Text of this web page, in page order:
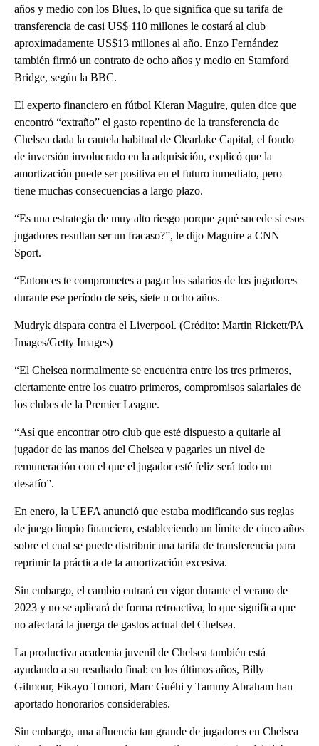
años y medio con los Blues, lo que significa que su tarifa de
transferencia de casi US$ 110 millones le costará al club
aproximadamente US$13 millones al año. Enzo Fernández
también firmó un contrato de ocho años y medio en Stamford
Bridge, según la BBC.
El experto financiero en fútbol Kieran Maguire, quien dice que
encontró “extraño” el gasto repentino de la transferencia de
Chelsea dada la cautela habitual de Clearlake Capital, el fondo
de inversión involucrado en la adquisición, explicó que la
amortización puede ser positiva en el futuro inmediato, pero
tiene muchas consecuencias a largo plazo.
“Es una estrategia de muy alto riesgo porque ¿qué sucede si esos
jugadores resultan ser un fracaso?”, le dijo Maguire a CNN
Sport.
“Entonces te comprometes a pagar los salarios de los jugadores
durante ese período de seis, siete u ocho años.
Mudryk dispara contra el Liverpool. (Crédito: Martin Rickett/PA
Images/Getty Images)
“El Chelsea normalmente se encuentra entre los tres primeros,
ciertamente entre los cuatro primeros, compromisos salariales de
los clubes de la Premier League.
“Así que encontrar otro club que esté dispuesto a quitarle al
jugador de las manos del Chelsea y pagarles un nivel de
remuneración con el que el jugador esté feliz será todo un
desafío”.
En enero, la UEFA anunció que estaba modificando sus reglas
de juego limpio financiero, estableciendo un límite de cinco años
sobre el cual se puede distribuir una tarifa de transferencia para
reprimir la práctica de la amortización excesiva.
Sin embargo, el cambio entrará en vigor durante el verano de
2023 y no se aplicará de forma retroactiva, lo que significa que
no afectará la juerga de gastos actual del Chelsea.
La productiva academia juvenil de Chelsea también está
ayudando a su resultado final: en los últimos años, Billy
Gilmour, Fikayo Tomori, Marc Guéhi y Tammy Abraham han
aportado honorarios considerables.
Sin embargo, una afluencia tan grande de jugadores en Chelsea